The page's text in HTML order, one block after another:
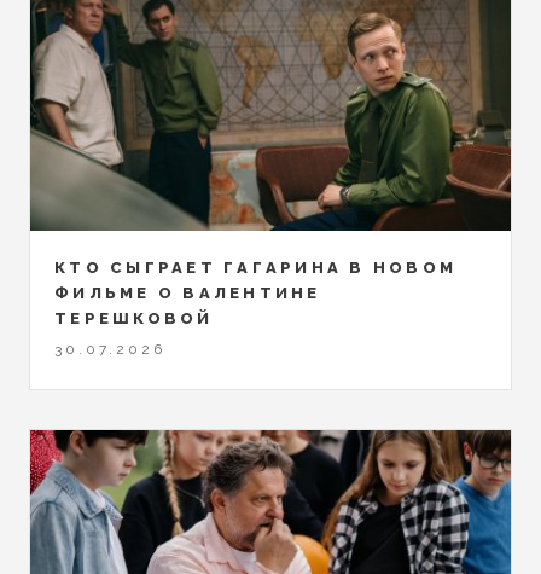
КТО СЫГРАЕТ ГАГАРИНА В НОВОМ
ФИЛЬМЕ О ВАЛЕНТИНЕ
ТЕРЕШКОВОЙ
30.07.2026